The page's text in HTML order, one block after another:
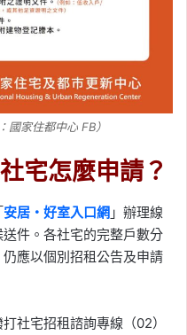
家住都中心 FB）
宅怎麼申請？
安居・好室入口網 」辦理線
件。各社宅的完整戶數分
應以個別招租公告及申請
社宅招租諮詢專線（02）